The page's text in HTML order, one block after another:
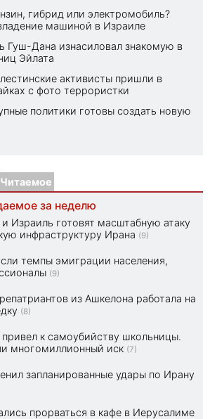
гибрид или электромобиль?
машиной в Израиле
Гуш-Дана изнасиловал знакомую в
Эйлата
активисты пришли в
с фото террористки
политики готовы создать новую
Читаемое
за неделю
Израиль готовят масштабную атаку
инфраструктуру Ирана (9)
темпы эмиграции населения,
(9)
из Ашкелона работала на
(8)
к самоубийству школьницы.
многомиллионный иск (7)
запланированные удары по Ирану
прорваться в кафе в Иерусалиме